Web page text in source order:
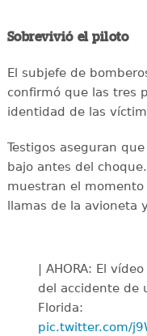
Sobrevivió el piloto
El subjefe de
confirmó que las tres
identidad de las
Testigos aseguran
bajo antes del
muestran el
llamas de la avioneta
| AHORA: El
del accidente de
Florida:
pic.twitter.com/